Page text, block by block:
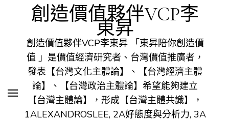
創造價值夥伴VCP李
東昇
創造價值夥伴VCP李東昇 「東昇陪你創造價
值 」是價值經濟研究者、台灣價值推廣者，
發表【台灣文化主體論】、【台灣經濟主體
論】、【台灣政治主體論】希望能夠建立
【台灣主體論】，形成【台灣主體共識】，
1ALEXANDROSLEE, 2A好態度與分析力, 3A